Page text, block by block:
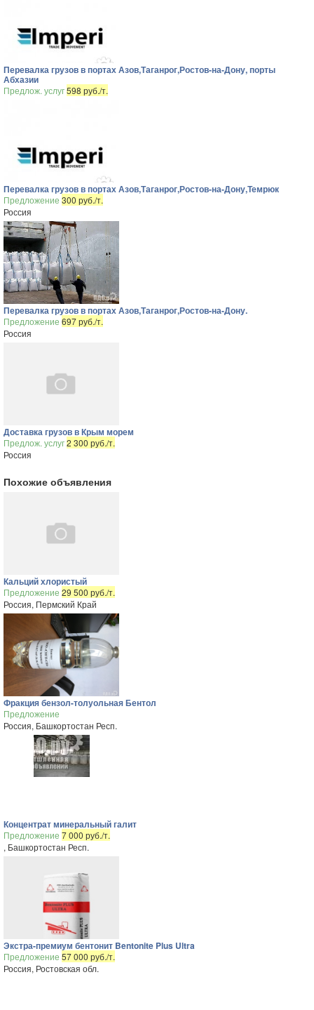
Перевалка грузов в портах Азов,Таганрог,Ростов-на-Дону, порты
Абхазии
Предлож. услуг598 руб./т.
Перевалка грузов в портах Азов,Таганрог,Ростов-на-Дону,Темрюк
Предложение 300 руб./т.
Россия
Перевалка грузов в портах Азов,Таганрог,Ростов-на-Дону.
Предложение 697 руб./т.
Россия
Доставка грузов в Крым морем
Предлож. услуг2 300 руб./т.
Россия
Похожие объявления
Кальций хлористый
Предложение 29 500 руб./т.
Россия, Пермский Край
Фракция бензол-толуольная Бентол
Предложение
Россия, Башкортостан Респ.
Концентрат минеральный галит
Предложение 7 000 руб./т.
, Башкортостан Респ.
Экстра-премиум бентонит Bentonite Plus Ultra
Предложение 57 000 руб./т.
Россия, Ростовская обл.